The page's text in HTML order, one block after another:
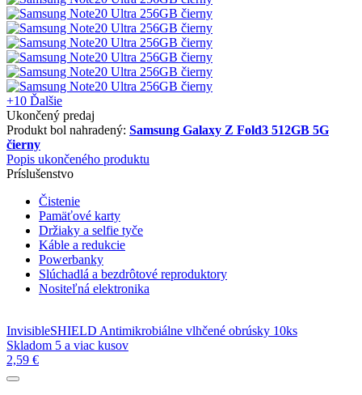
+10 Ďalšie
Ukončený predaj
Produkt bol nahradený: Samsung Galaxy Z Fold3 512GB 5G
čierny
Popis ukončeného produktu
Príslušenstvo
Čistenie
Pamäťové karty
Držiaky a selfie tyče
Káble a redukcie
Powerbanky
Slúchadlá a bezdrôtové reproduktory
Nositeľná elektronika
InvisibleSHIELD Antimikrobiálne vlhčené obrúsky 10ks
Skladom 5 a viac kusov
2,59 €